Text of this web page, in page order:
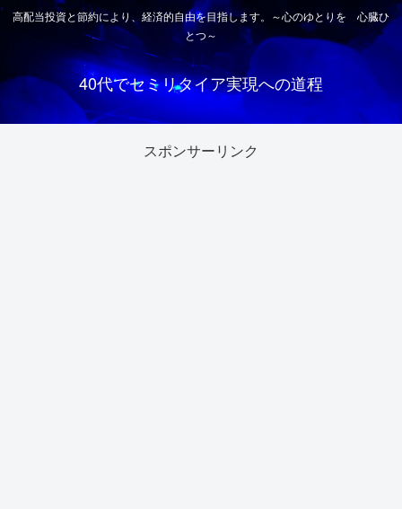
高配当投資と節約により、経済的自由を目指します。～心のゆとりを 心臓ひ
とつ～
40代でセミリタイア実現への道程
スポンサーリンク